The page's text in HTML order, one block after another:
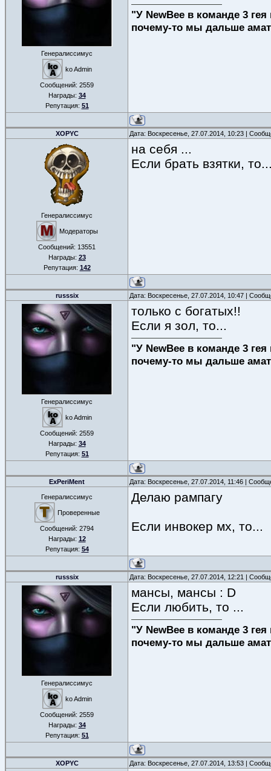
Генералиссимус
ko Admin
Сообщений: 2559
Награды: 34
Репутация: 51
"У NewBee в команде 3
почему-то мы дальше
XOPYC Дата: Воскресенье, 27.07.2014, 10:23 |
Генералиссимус
Модераторы
Сообщений: 13551
Награды: 23
Репутация: 142
на себя ...
Если брать взятки,
russsix Дата: Воскресенье, 27.07.2014, 10:47 |
Генералиссимус
ko Admin
Сообщений: 2559
Награды: 34
Репутация: 51
только с богатых!!
Если я зол, то...
"У NewBee в команде 3
почему-то мы дальше
ExPeriMent Дата: Воскресенье, 27.07.2014, 11:46 |
Генералиссимус
Проверенные
Сообщений: 2794
Награды: 12
Репутация: 54
Делаю рампагу
Если инвокер мх, то...
russsix Дата: Воскресенье, 27.07.2014, 12:21 |
Генералиссимус
ko Admin
Сообщений: 2559
Награды: 34
Репутация: 51
мансы, мансы : D
Если любить, то ...
"У NewBee в команде 3
почему-то мы дальше
XOPYC Дата: Воскресенье, 27.07.2014, 13:53 |